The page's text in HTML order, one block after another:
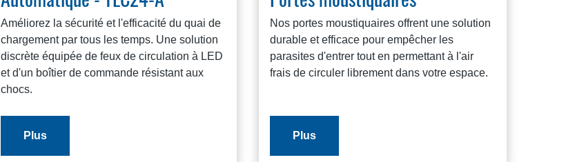
Améliorez la sécurité et l'efficacité du quai de
chargement par tous les temps. Une solution
discrète équipée de feux de circulation à LED
et d'un boîtier de commande résistant aux
chocs.
Plus
Nos portes moustiquaires offrent une solution
durable et efficace pour empêcher les
parasites d'entrer tout en permettant à l'air
frais de circuler librement dans votre espace.
Plus